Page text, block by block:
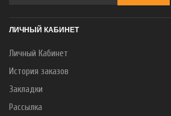
ЛИЧНЫЙ КАБИНЕТ
Личный Кабинет
История заказов
Закладки
Рассылка